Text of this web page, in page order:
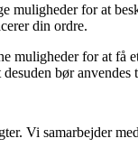
for at
din ordre.
muligheder for at få
bør
Vi samarbejder